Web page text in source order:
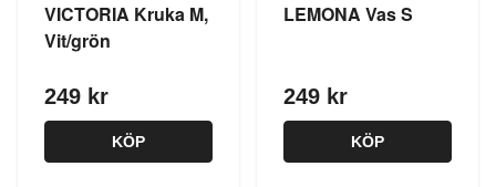
VICTORIA Kruka M,
Vit/grön
249 kr
KÖP
LEMONA Vas S
249 kr
KÖP